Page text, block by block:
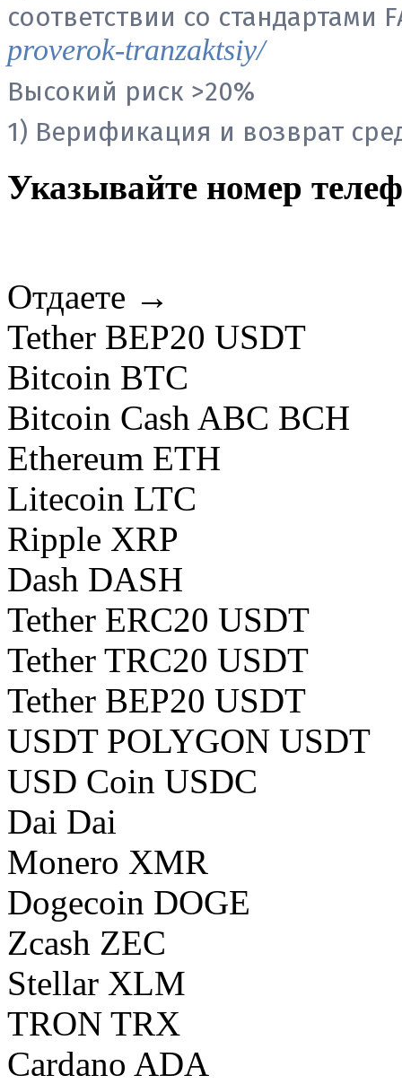
соответствии со стандартами
proverok-tranzaktsiy/
Высокий риск >20%
1) Верификация и возврат
Указывайте номер
Отдаете →
Tether BEP20 USDT
Bitcoin BTC
Bitcoin Cash ABC BCH
Ethereum ETH
Litecoin LTC
Ripple XRP
Dash DASH
Tether ERC20 USDT
Tether TRC20 USDT
Tether BEP20 USDT
USDT POLYGON USDT
USD Coin USDC
Dai Dai
Monero XMR
Dogecoin DOGE
Zcash ZEC
Stellar XLM
TRON TRX
Cardano ADA